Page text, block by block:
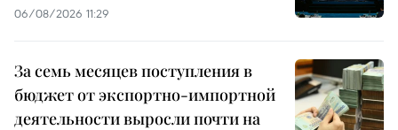
06/08/2026 11:29
За семь месяцев поступления в
бюджет от экспортно-импортной
деятельности выросли почти на